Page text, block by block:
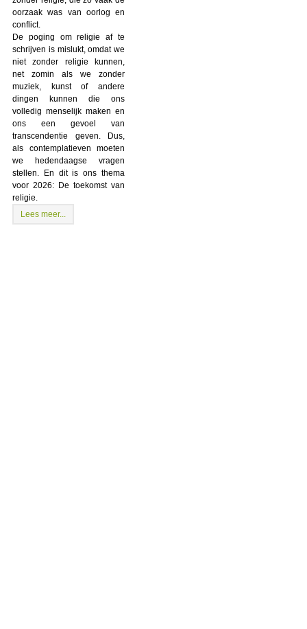
oorzaak was van oorlog en
conflict.
De poging om religie af te
schrijven is mislukt, omdat we
niet zonder religie kunnen,
net zomin als we zonder
muziek, kunst of andere
dingen kunnen die ons
volledig menselijk maken en
ons een gevoel van
transcendentie geven. Dus,
als contemplatieven moeten
we hedendaagse vragen
stellen. En dit is ons thema
voor 2026: De toekomst van
religie.
Lees meer...